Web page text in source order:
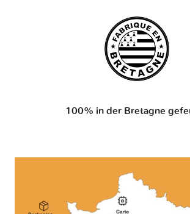
100% in der Bretagne